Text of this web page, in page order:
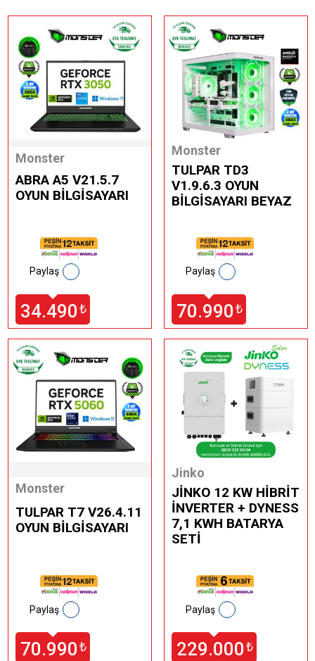
Monster
ABRA A5 V21.5.7
OYUN BİLGİSAYARI
34.490 ₺
Paylaş
Monster
TULPAR TD3
V1.9.6.3 OYUN
BİLGİSAYARI BEYAZ
70.990 ₺
Paylaş
Monster
TULPAR T7 V26.4.11
OYUN BİLGİSAYARI
70.990 ₺
Paylaş
Jinko
JİNKO 12 KW HİBRİT
İNVERTER + DYNESS
7,1 KWH BATARYA
SETİ
229.000 ₺
Paylaş